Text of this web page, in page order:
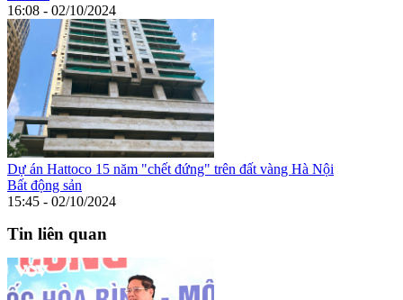
16:08 - 02/10/2024
Dự án Hattoco 15 năm "chết đứng" trên đất vàng Hà Nội
Bất động sản
15:45 - 02/10/2024
Tin liên quan